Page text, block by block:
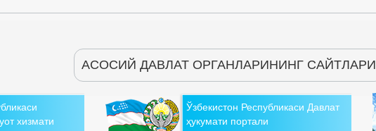
АСОСИЙ ДАВЛАТ ОРГАНЛАРИНИНГ САЙТЛАРИ
хизмати
Ўзбекистон Республикаси Давлат
ҳукумати портали